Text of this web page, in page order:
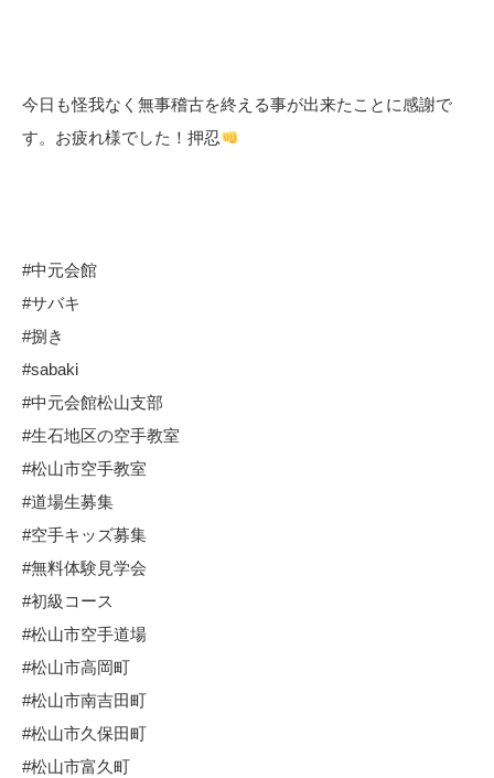
今日も怪我なく無事稽古を終える事が出来たことに感謝で
す。お疲れ様でした！押忍
#中元会館
#サバキ
#捌き
#sabaki
#中元会館松山支部
#生石地区の空手教室
#松山市空手教室
#道場生募集
#空手キッズ募集
#無料体験見学会
#初級コース
#松山市空手道場
#松山市高岡町
#松山市南吉田町
#松山市久保田町
#松山市富久町